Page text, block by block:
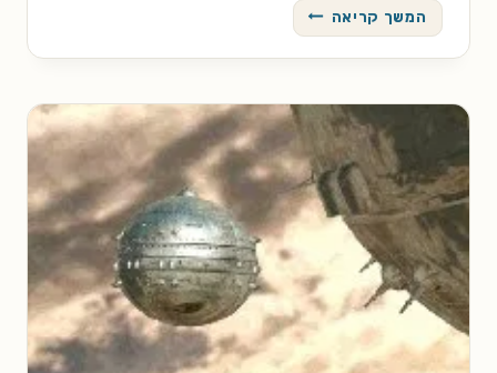
המשך קריאה עיר
/
קליפורד